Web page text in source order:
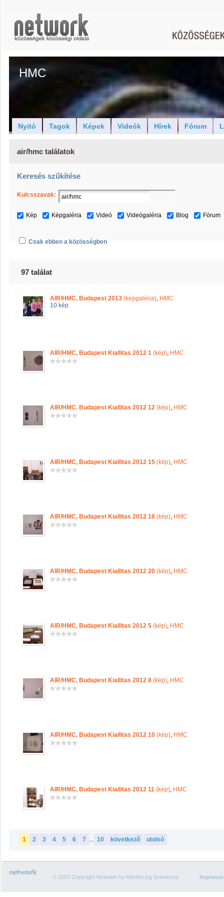
HMC
Nyitó Tagok Képek Videók Hírek Fórum
air/hmc találatok
Keresés szűkítése
Kulcsszavak:
Kép Képgaléria Videó Videógaléria Blog Fórum
Csak ebben a közösségben
97 találat
AIR/HMC, Budapest 2013 (képgaléria), HMC
10 kép
AIR/HMC, Budapest Kiallitas 2012 1 (kép), HMC
AIR/HMC, Budapest Kiallitas 2012 12 (kép), HMC
AIR/HMC, Budapest Kiallitas 2012 15 (kép), HMC
AIR/HMC, Budapest Kiallitas 2012 18 (kép), HMC
AIR/HMC, Budapest Kiallitas 2012 20 (kép), HMC
AIR/HMC, Budapest Kiallitas 2012 5 (kép), HMC
AIR/HMC, Budapest Kiallitas 2012 8 (kép), HMC
AIR/HMC, Budapest Kiallitas 2012 10 (kép), HMC
AIR/HMC, Budapest Kiallitas 2012 11 (kép), HMC
1 2 3 4 5 6 7 ... 10 következő utolsó
© 2007 Copyright Network.hu Minden jog fenntartva.